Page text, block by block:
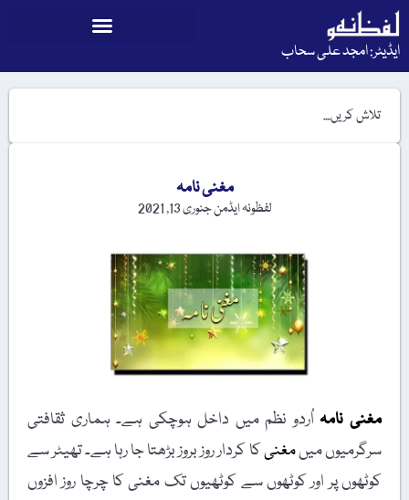
ایڈیٹر: امجد علی سحاب
مغنی نامہ
لفظونہ ایڈمنجنوری 13, 2021
مغنی نامہاُردو نظم میں داخل ہوچکی ہے۔ ہماری ثقافتی
سرگرمیوں میںمغنیکا کردار روز بروز بڑھتا جا رہا ہے۔ تھیٹر سے
کوٹھوں پر اور کوٹھوں سے کوٹھیوں تک مغنی کا چرچا روز افزوں